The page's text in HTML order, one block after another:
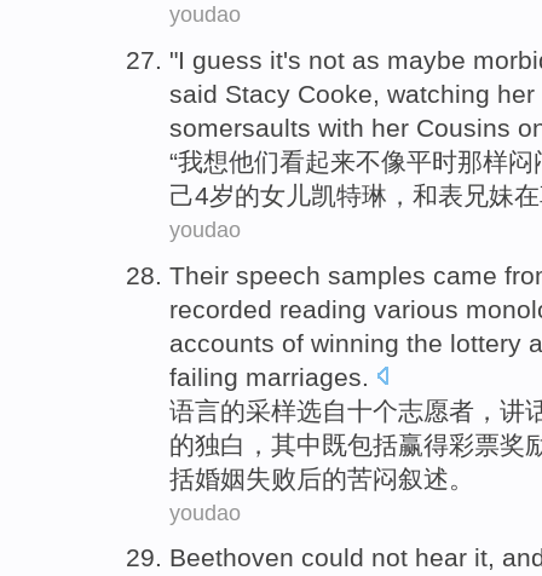
youdao
"I guess it's not as maybe
said Stacy Cooke, watching her
somersaults with her Cousins
“我想他们看起来不像平时那样闷
己4岁的女儿凯特琳 ， 和表 兄妹在
youdao
Their speech samples came
recorded reading various
accounts of winning the lottery
failing marriages
语言的采样选自十个志愿者 ，讲
的独白 ， 其中既包括赢得彩票奖
括婚姻失败后的苦闷叙述 。
youdao
Beethoven could not hear it,